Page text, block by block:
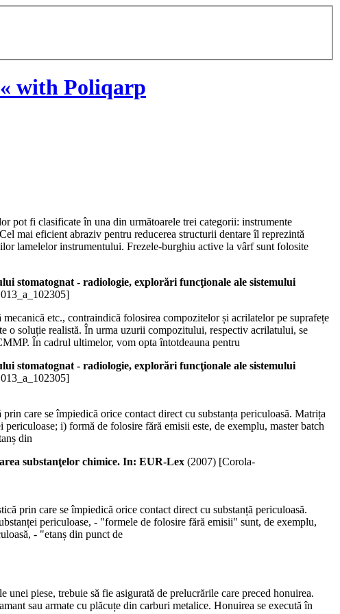
with Poliqarp
pot fi clasificate în una din următoarele trei categorii: instrumente
mai eficient abraziv pentru reducerea structurii dentare îl reprezintă
lamelelor instrumentului. Frezele-burghiu active la vârf sunt folosite
stomatognat - radiologie, explorări funcţionale ale sistemului
etc., contraindică folosirea compozitelor și acrilatelor pe suprafețe
o soluție realistă. În urma uzurii compozitului, respectiv acrilatului, se
În cadrul ultimelor, vom opta întotdeauna pentru
stomatognat - radiologie, explorări funcţionale ale sistemului
care se împiedică orice contact direct cu substanța periculoasă. Matrița
i) formă de folosire fără emisii este, de exemplu, master batch
din
substanţelor chimice. In: EUR-Lex (2007) [Corola-
prin care se împiedică orice contact direct cu substanță periculoasă.
periculoase, - "formele de folosire fără emisii" sunt, de exemplu,
- "etanș din punct de
piese, trebuie să fie asigurată de prelucrările care preced honuirea.
sau armate cu plăcuțe din carburi metalice. Honuirea se execută în